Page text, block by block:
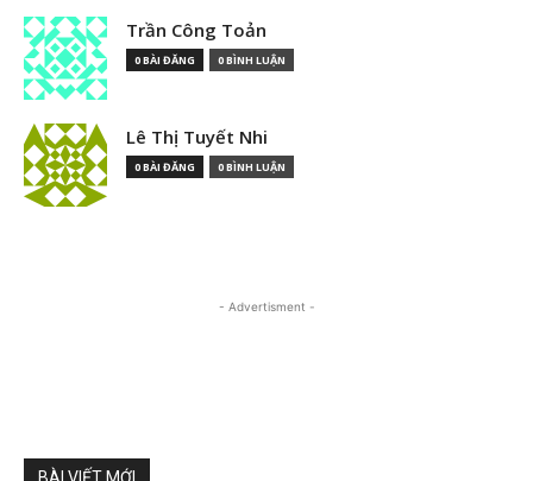
Trần Công Toản
0 BÀI ĐĂNG 0 BÌNH LUẬN
Lê Thị Tuyết Nhi
0 BÀI ĐĂNG 0 BÌNH LUẬN
- Advertisment -